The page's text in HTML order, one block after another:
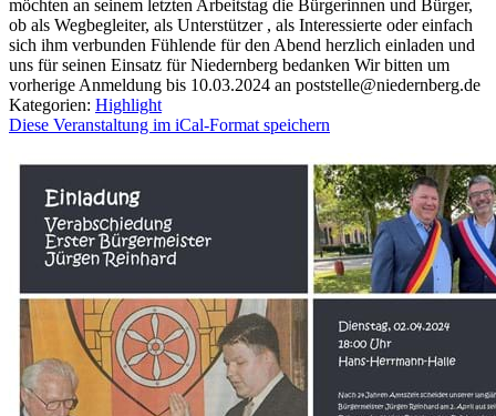
möchten an seinem letzten Arbeitstag die Bürgerinnen und Bürger,
ob als Wegbegleiter, als Unterstützer , als Interessierte oder einfach
sich ihm verbunden Fühlende für den Abend herzlich einladen und
uns für seinen Einsatz für Niedernberg bedanken Wir bitten um
vorherige Anmeldung bis 10.03.2024 an poststelle@niedernberg.de
Kategorien: Highlight
Diese Veranstaltung im iCal-Format speichern